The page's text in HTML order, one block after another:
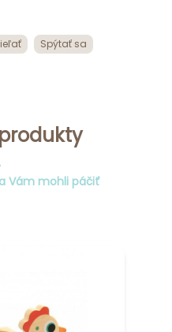
Spýtať sa
Vám mohli páčiť